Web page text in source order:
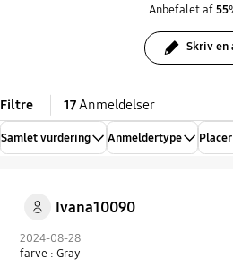
Anbefalet af55
Skriv en
Filtre 17Anmeldelser
Samlet vurdering Anmeldertype
Ivana10090
2024-08-28
farve : Gray